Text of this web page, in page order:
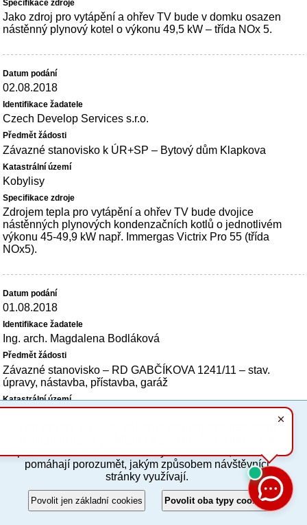
Jako zdroj pro vytápění a ohřev TV bude v domku osazen
nástěnný plynový kotel o výkonu 49,5 kW – třída NOx 5.
02.08.2018
Czech Develop Services s.r.o.
Závazné stanovisko k ÚR+SP – Bytový dům Klapkova
Kobylisy
Zdrojem tepla pro vytápění a ohřev TV bude dvojice
nástěnných plynových kondenzačních kotlů o jednotlivém
výkonu 45-49,9 kW např. Immergas Victrix Pro 55 (třída
NOx5).
01.08.2018
Ing. arch. Magdalena Bodláková
Závazné stanovisko – RD GABČÍKOVA 1241/11 – stav.
úpravy, nástavba, přístavba, garáž
kondenzační kotel (třída NOx5) se zásobníkem TV (celkem 4
zdroje). Přesný název kotlů ani jejich jmenovitý tepelný
příkon není v dokumentaci uveden.
správnou funkci. Volitelně analytické cookies, které nám
pomáhají porozumět, jakým způsobem návštěvníci
stránky využívají.
Povolit jen základní cookies Povolit oba typy cookies